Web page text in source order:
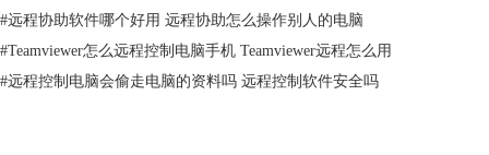
888。
http://www.yuanchengxiezuo.com/zhishi/tv13-xztx.html。
#远程协助软件哪个好用 远程协助怎么操作别人的电脑
#Teamviewer怎么远程控制电脑手机 Teamviewer远程怎么用
#远程控制电脑会偷走电脑的资料吗 远程控制软件安全吗